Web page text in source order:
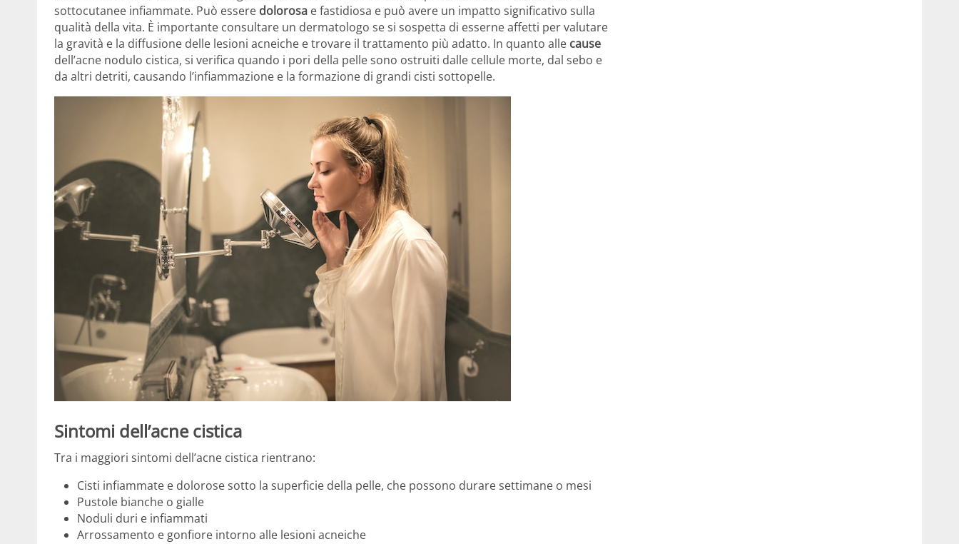
sottocutanee infiammate. Può essere dolorosa e fastidiosa e può avere un impatto significativo sulla
qualità della vita. È importante consultare un dermatologo se si sospetta di esserne affetti per valutare
la gravità e la diffusione delle lesioni acneiche e trovare il trattamento più adatto. In quanto alle cause
dell’acne nodulo cistica, si verifica quando i pori della pelle sono ostruiti dalle cellule morte, dal sebo e
da altri detriti, causando l’infiammazione e la formazione di grandi cisti sottopelle.
Sintomi dell’acne cistica
Tra i maggiori sintomi dell’acne cistica rientrano:
Cisti infiammate e dolorose sotto la superficie della pelle, che possono durare settimane o mesi
Pustole bianche o gialle
Noduli duri e infiammati
Arrossamento e gonfiore intorno alle lesioni acneiche